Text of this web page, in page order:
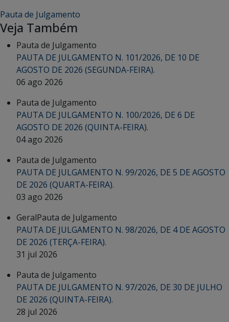
Pauta de Julgamento
Veja Também
Pauta de Julgamento
PAUTA DE JULGAMENTO N. 101/2026, DE 10 DE
AGOSTO DE 2026 (SEGUNDA-FEIRA).
06 ago 2026
Pauta de Julgamento
PAUTA DE JULGAMENTO N. 100/2026, DE 6 DE
AGOSTO DE 2026 (QUINTA-FEIRA).
04 ago 2026
Pauta de Julgamento
PAUTA DE JULGAMENTO N. 99/2026, DE 5 DE AGOSTO
DE 2026 (QUARTA-FEIRA).
03 ago 2026
GeralPauta de Julgamento
PAUTA DE JULGAMENTO N. 98/2026, DE 4 DE AGOSTO
DE 2026 (TERÇA-FEIRA).
31 jul 2026
Pauta de Julgamento
PAUTA DE JULGAMENTO N. 97/2026, DE 30 DE JULHO
DE 2026 (QUINTA-FEIRA).
28 jul 2026